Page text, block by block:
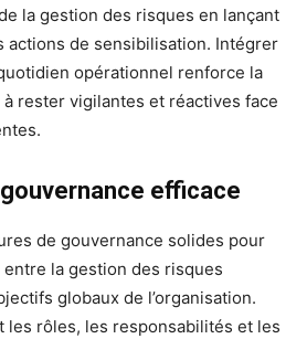
la gestion des risques en lançant
actions de sensibilisation. Intégrer
opérationnel renforce la
rester vigilantes et réactives face
efficace
de gouvernance solides pour
la gestion des risques
globaux de l’organisation.
les rôles, les responsabilités et les